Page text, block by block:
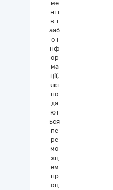
ме
нті
в т
ааб
о і
нф
ор
ма
ції,
які
по
да
ют
ься
пе
ре
мо
жц
ем
пр
оц